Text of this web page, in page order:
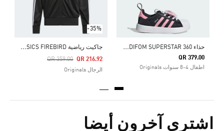
ح
ذاء ADIDAS DISNEY ADIFOM SUPERSTAR 360
QR 379.00
اطفال 4-8 سنوات Originals
-35%
ج
اكيت رياضية ADICOLOR CLASSICS FIREBIRD
Price Reduced From
QR 359.00
To QR 216.92
الرجال Originals
اشترى آخرون أيضا